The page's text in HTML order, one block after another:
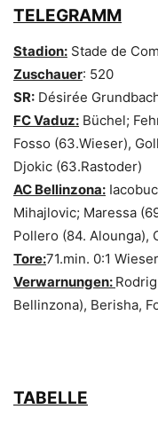
TELEGRAMM
Stadion: Stade de
Zuschauer: 520
SR: Désirée
FC Vaduz: Büchel;
Fosso (63.Wieser),
Djokic (63.Rastoder)
AC Bellinzona:
Mihajlovic; Maressa
Pollero (84. Alounga),
Tore:71.min. 0:1 Wieser
Verwarnungen:
Bellinzona), Berisha,
TABELLE